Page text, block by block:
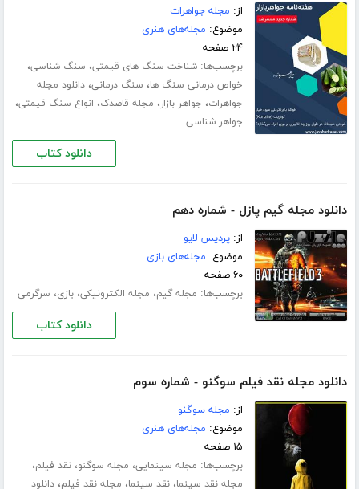
از: مجله جواهرات
موضوع: مجله‌های هنری
۲۴ صفحه
برچسب‌ها:شناخت سنگ های قیمتی، سنگ شناسی،
خواص درمانی سنگ ها، سنگ درمانی،دانلود مجله
جواهرات، جواهر بازار، مجله قاصدک، انواع سنگ قیمتی،
جواهر شناسی
دانلود کتاب
دانلود مجله گیم پازل - شماره دهم
از:پردیس لایو
موضوع: مجله‌های بازی
۶۰ صفحه
برچسب‌ها: مجله گیم، مجله الکترونیکی،بازی، سرگرمی
دانلود کتاب
دانلود مجله نقد فیلم سوگنو - شماره سوم
از: مجله سوگنو
موضوع: مجله‌های هنری
۱۵ صفحه
برچسب‌ها: مجله سینمایی، مجله سوگنو،نقد فیلم،
مجله نقد سینما،نقد سینما، مجله نقد فیلم،دانلود